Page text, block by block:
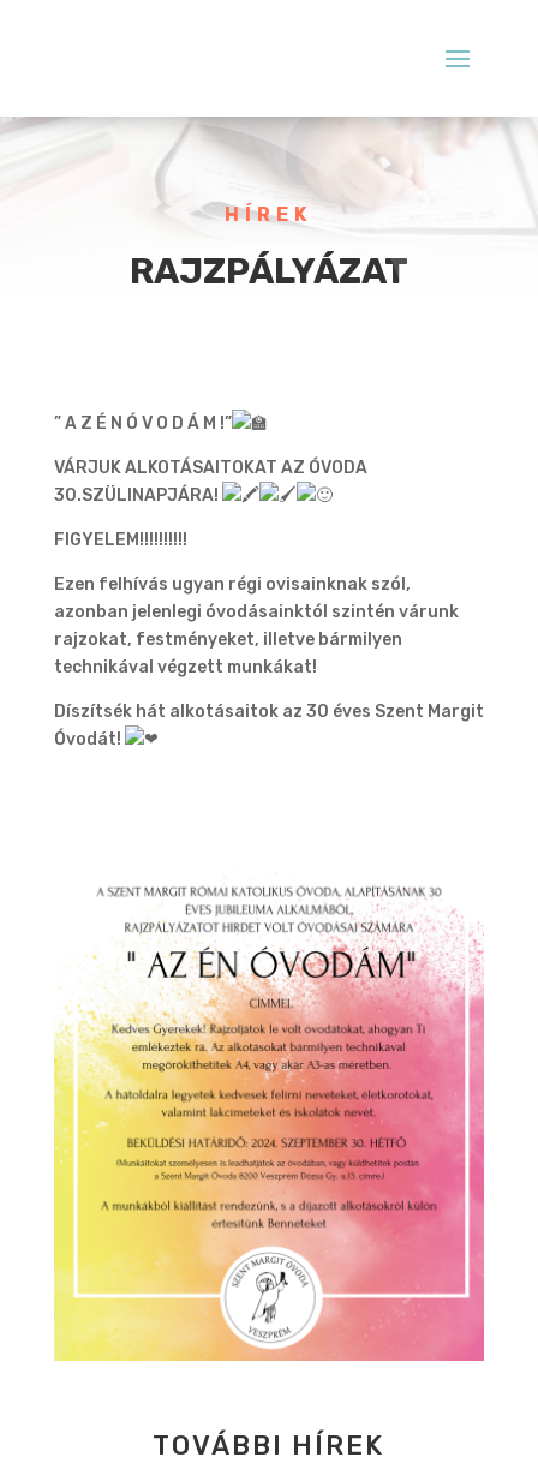
HÍREK
RAJZPÁLYÁZAT
” A Z É N Ó V O D Á M !”
VÁRJUK ALKOTÁSAITOKAT AZ ÓVODA
30.SZÜLINAPJÁRA!
FIGYELEM!!!!!!!!!!
Ezen felhívás ugyan régi ovisainknak szól,
azonban jelenlegi óvodásainktól szintén várunk
rajzokat, festményeket, illetve bármilyen
technikával végzett munkákat!
Díszítsék hát alkotásaitok az 30 éves Szent Margit
Óvodát!
TOVÁBBI HÍREK